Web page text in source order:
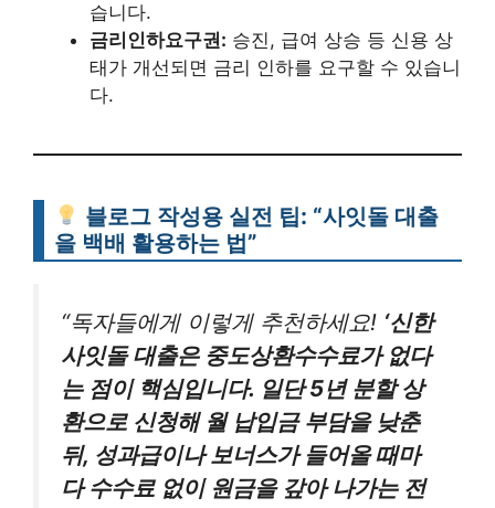
습니다.
금리인하요구권: 승진, 급여 상승 등 신용 상
태가 개선되면 금리 인하를 요구할 수 있습니
다.
블로그 작성용 실전 팁: “사잇돌 대출
을 백배 활용하는 법”
“독자들에게 이렇게 추천하세요! ‘신한
사잇돌 대출은 중도상환수수료가 없다
는 점이 핵심입니다. 일단 5년 분할 상
환으로 신청해 월 납입금 부담을 낮춘
뒤, 성과급이나 보너스가 들어올 때마
다 수수료 없이 원금을 갚아 나가는 전